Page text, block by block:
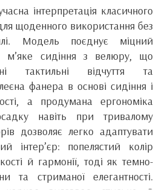
інтерпретація класичного
щоденного використання без
Модель поєднує міцний
м’яке сидіння з велюру, що
тактильні відчуття та
фанера в основі сидіння і
а продумана ергономіка
навіть при тривалому
дозволяє легко адаптувати
інтер’єр: попелястий колір
й гармонії, тоді як темно-
та стриманої елегантності.